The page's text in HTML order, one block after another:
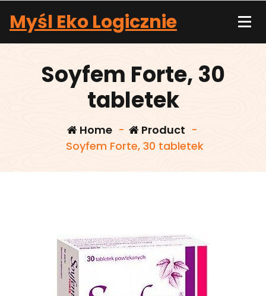
content
Myśl Eko Logicznie
Soyfem Forte, 30
tabletek
Home- Product -
Soyfem Forte, 30 tabletek